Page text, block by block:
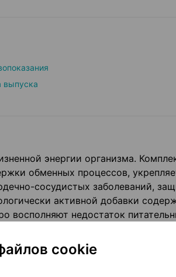
энергии организма.
обменных процессов,
сосудистых заболеваний,
активной добавки
восполняют недостаток
для организма. Они повышают
поврежденные клетки.
cookie